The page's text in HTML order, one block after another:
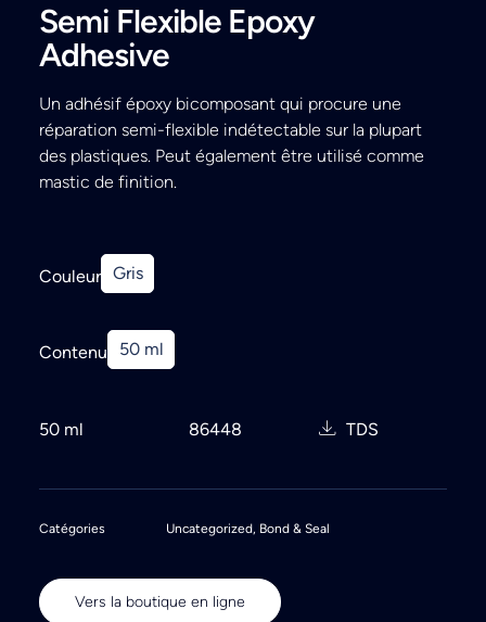
Semi Flexible Epoxy
Adhesive
Un adhésif époxy bicomposant qui procure une
réparation semi-flexible indétectable sur la plupart
des plastiques. Peut également être utilisé comme
mastic de finition.
Couleur Gris
Contenu 50 ml
50 ml 86448 TDS
Catégories Uncategorized, Bond & Seal
Vers la boutique en ligne